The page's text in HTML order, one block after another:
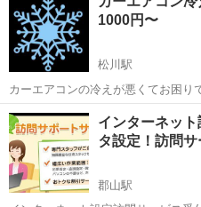
対応エリア→福島県全域 ●相談料→
してください。
1000円〜
松川駅
カーエアコンの冷えが悪くてお困り
い！ ・・・・・・・・・・・・・・・ ⭐️次回から自分でガスを入れた
い方へ YouTubeより詳しく、簡単な
Amazon2000円...
福島 福島市 松川駅 その
インターネッ
タ設定！訪問サ
郡山駅